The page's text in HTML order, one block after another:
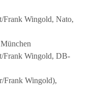
Wingold, Nato,
Frank Wingold, DB-
Frank Wingold),